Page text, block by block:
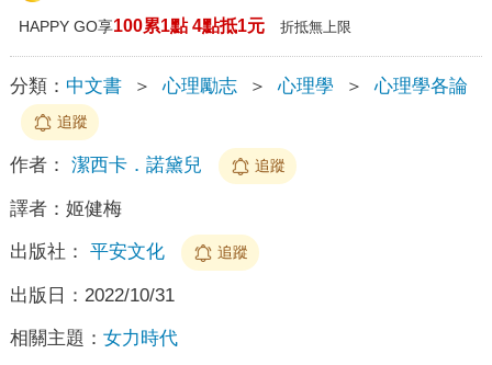
HAPPY GO享100累1點 4點抵1元 折抵無上限
分類： 中文書 ＞ 心理勵志 ＞ 心理學 ＞ 心理學各論
追蹤
作者： 潔西卡．諾黛兒 追蹤
譯者： 姬健梅
出版社： 平安文化 追蹤
出版日： 2022/10/31
相關主題： 女力時代